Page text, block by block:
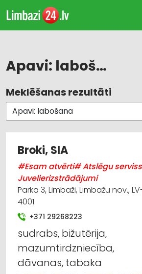
Apavi: labošana
Visas nozares
Juvelierizstrādājumu
Instrumentu un darbarīku
Hidrauliskās un pneimatiskās
Pulksteņu labošana
Darba aizsardzības līdzekļi,
apģērbi un apavi; tirdzniecība
Meklēšanas rezultāti
Broki, SIA
#Esam atvērti# Atslēgu
Juvelierizstrādājumi
Parka 3, Limbaži, Limbažu nov.,
4001
+371 29268223
sudrabs, bižutērija,
mazumtirdzniecība,
dāvanas, tabaka